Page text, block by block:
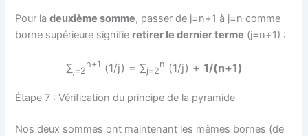
Pour ladeuxième somme, passer de j=n+1 à j=n comme
borne supérieure signifie retirer le dernier terme (j=n+1) :
∑j=2
n+1 (1/j) = ∑j=2
n (1/j) + 1/(n+1)
Étape 7 : Vérification du principe de la pyramide
Nos deux sommes ont maintenant les mêmes bornes (de